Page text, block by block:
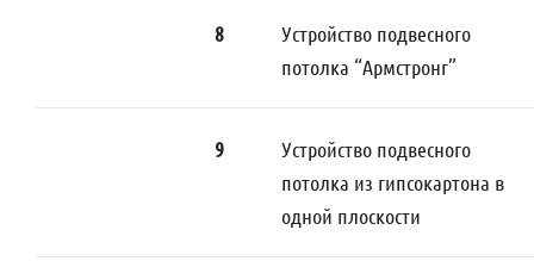
8
Устройство подвесного
потолка “Армстронг”
9
Устройство подвесного
потолка из гипсокартона в
одной плоскости